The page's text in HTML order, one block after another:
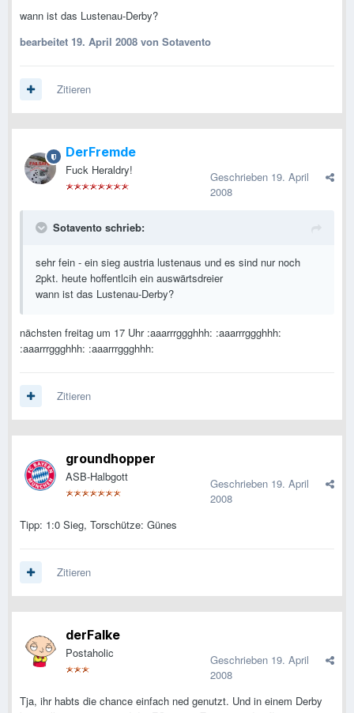
wann ist das Lustenau-Derby?
bearbeitet 19. April 2008 von Sotavento
Zitieren
DerFremde
Fuck Heraldry! Geschrieben 19. April
2008
Sotavento schrieb:
sehr fein - ein sieg austria lustenaus und es sind nur noch
2pkt. heute hoffentlcih ein auswärtsdreier
wann ist das Lustenau-Derby?
nächsten freitag um 17 Uhr :aaarrrggghhh: :aaarrrggghhh:
:aaarrrggghhh: :aaarrrggghhh:
Zitieren
groundhopper
ASB-Halbgott Geschrieben 19. April
2008
Tipp: 1:0 Sieg, Torschütze: Günes
Zitieren
derFalke
Postaholic Geschrieben 19. April
2008
Tja, ihr habts die chance einfach ned genutzt. Und in einem Derby